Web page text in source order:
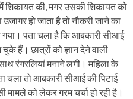
शिकायत की, मगर उसकी शिकायत को
हो जाता है तो नौकरी जाने का
पता चला है कि आबकारी सीआई
हैं। छात्रों को ज्ञान देने वाली
रंगरलियां मनाने लगी। महिला के
चला तो आबकारी सीआई की पिटाई
मामले को लेकर गरम चर्चा हो रही है।